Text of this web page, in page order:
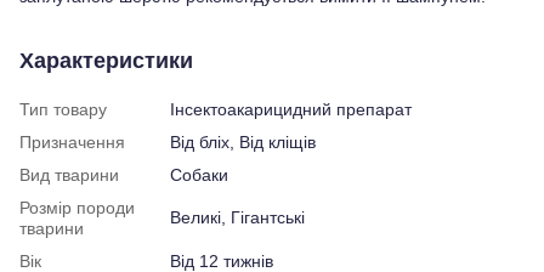
Характеристики
Тип товару
Інсектоакарицидний препарат
Призначення
Від бліх, Від кліщів
Вид тварини
Собаки
Розмір породи
тварини
Великі, Гігантські
Вік
Від 12 тижнів